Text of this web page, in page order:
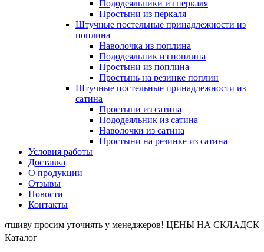
Пододеяльники из перкаля
Простыни из перкаля
Штучные постельные принадлежности из
поплина
Наволочка из поплина
Пододеяльник из поплина
Простыни из поплина
Простынь на резинке поплин
Штучные постельные принадлежности из
сатина
Простыни из сатина
Пододеяльник из сатина
Наволочки из сатина
Простыни на резинке из сатина
Условия работы
Доставка
О продукции
Отзывы
Новости
Контакты
просим уточнять у менеджеров! ЦЕНЫ НА СКЛАДСКИЕ
Каталог